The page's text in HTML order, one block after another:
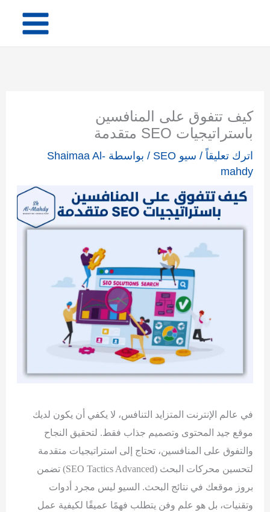
المحتوى
كيف تتفوق على المنافسين
باستراتيجيات SEO متقدمة
اترك تعليقاً / سيو SEO / بواسطة Shaimaa Al-
mahdy
في عالم الإنترنت المتزايد التنافس، لا يكفي أن يكون لديك
موقع جيد المحتوى وتصميم جذاب فقط. لتحقيق النجاح
والتفوق على المنافسين، تحتاج إلى استراتيجيات متقدمة
لتحسين محركات البحث (SEO Tactics Advanced) تضمن
بروز موقعك في نتائج البحث. السيو ليس مجرد أدوات
وتقنيات، بل هو علم وفن يتطلب فهمًا عميقًا لكيفية عمل